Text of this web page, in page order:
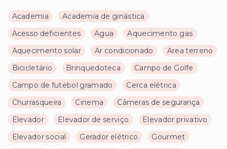
Academia
Academia de ginástica
Acesso deficientes
Agua
Aquecimento gas
Aquecimento solar
Ar condicionado
Area terreno
Bicicletário
Brinquedoteca
Campo de Golfe
Campo de futebol gramado
Cerca elétrica
Churrasqueira
Cinema
Câmeras de segurança
Elevador
Elevador de serviço
Elevador privativo
Elevador social
Gerador elétrico
Gourmet